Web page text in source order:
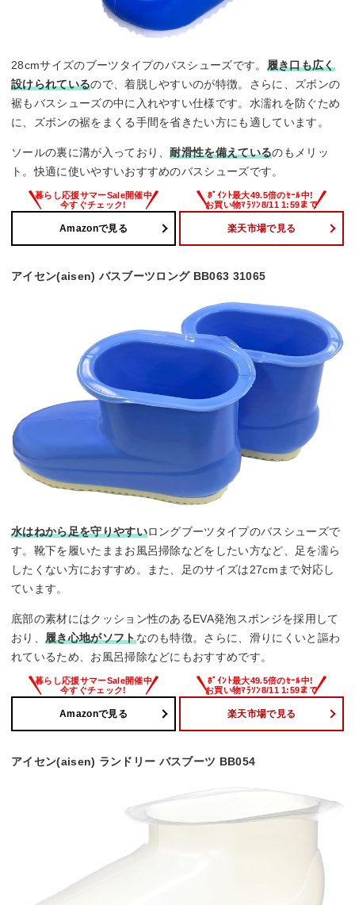
28cmサイズのブーツタイプのバスシューズです。 履き口も広く
設けられているので、着脱しやすいのが特徴。さらに、ズボンの
裾もバスシューズの中に入れやすい仕様です。水濡れを防ぐため
に、ズボンの裾をまくる手間を省きたい方にも適しています。
ソールの裏に溝が入っており、耐滑性を備えているのもメリッ
ト。快適に使いやすいおすすめのバスシューズです。
Amazonで見る 楽天市場で見る
アイセン(aisen) バスブーツロング BB063 31065
水はねから足を守りやすいロングブーツタイプのバスシューズで
す。靴下を履いたままお風呂掃除などをしたい方など、足を濡ら
したくない方におすすめ。また、足のサイズは27cmまで対応し
ています。
底部の素材にはクッション性のあるEVA発泡スポンジを採用して
おり、 履き心地がソフトなのも特徴。さらに、滑りにくいと謳わ
れているため、お風呂掃除などにもおすすめです。
Amazonで見る 楽天市場で見る
アイセン(aisen) ランドリー バスブーツ BB054